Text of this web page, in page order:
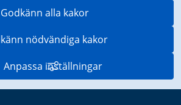
Godkänn alla kakor
nödvändiga kakor
Anpassa inställningar